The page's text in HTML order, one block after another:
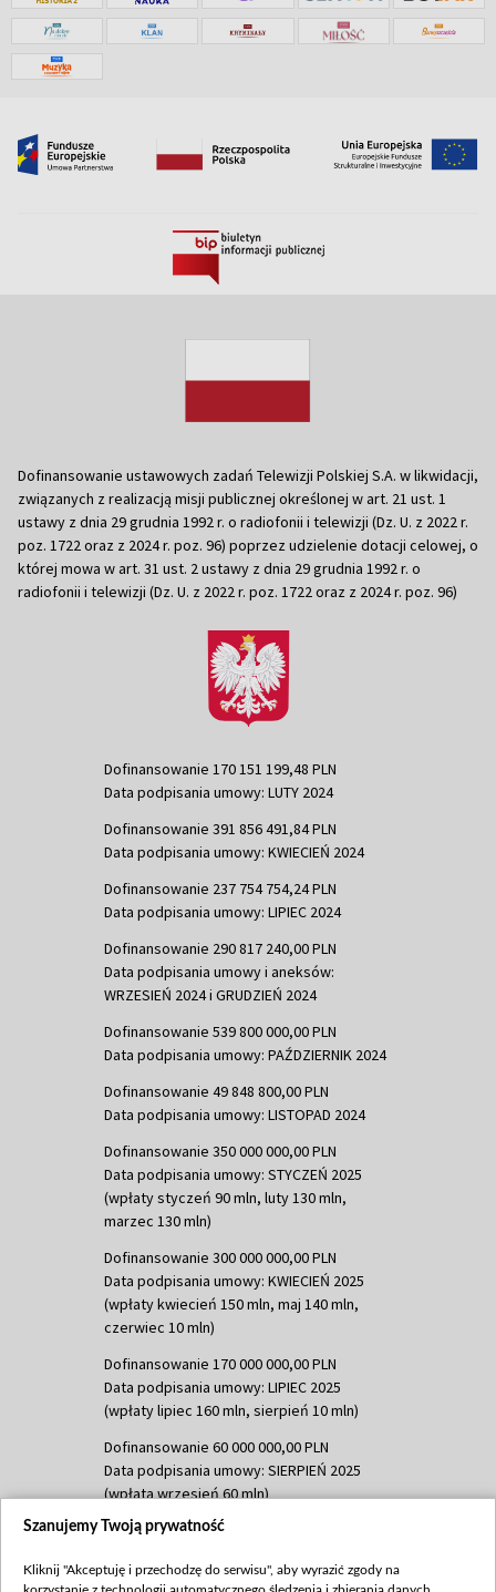
Dofinansowanie ustawowych zadań Telewizji Polskiej S.A. w likwidacji,
związanych z realizacją misji publicznej określonej w art. 21 ust. 1
ustawy z dnia 29 grudnia 1992 r. o radiofonii i telewizji (Dz. U. z 2022 r.
poz. 1722 oraz z 2024 r. poz. 96) poprzez udzielenie dotacji celowej, o
której mowa w art. 31 ust. 2 ustawy z dnia 29 grudnia 1992 r. o
radiofonii i telewizji (Dz. U. z 2022 r. poz. 1722 oraz z 2024 r. poz. 96)
Dofinansowanie 170 151 199,48 PLN
Data podpisania umowy: LUTY 2024
Dofinansowanie 391 856 491,84 PLN
Data podpisania umowy: KWIECIEŃ 2024
Dofinansowanie 237 754 754,24 PLN
Data podpisania umowy: LIPIEC 2024
Dofinansowanie 290 817 240,00 PLN
Data podpisania umowy i aneksów:
WRZESIEŃ 2024 i GRUDZIEŃ 2024
Dofinansowanie 539 800 000,00 PLN
Data podpisania umowy: PAŹDZIERNIK 2024
Dofinansowanie 49 848 800,00 PLN
Data podpisania umowy: LISTOPAD 2024
Dofinansowanie 350 000 000,00 PLN
Data podpisania umowy: STYCZEŃ 2025
(wpłaty styczeń 90 mln, luty 130 mln,
marzec 130 mln)
Dofinansowanie 300 000 000,00 PLN
Data podpisania umowy: KWIECIEŃ 2025
(wpłaty kwiecień 150 mln, maj 140 mln,
czerwiec 10 mln)
Dofinansowanie 170 000 000,00 PLN
Data podpisania umowy: LIPIEC 2025
(wpłaty lipiec 160 mln, sierpień 10 mln)
Dofinansowanie 60 000 000,00 PLN
Data podpisania umowy: SIERPIEŃ 2025
(wpłata wrzesień 60 mln)
Dofinansowanie 635 783 051,21 PLN
(wpłata wrzesień 100 mln, październik 350
Szanujemy Twoją prywatność
Kliknij "Akceptuję i przechodzę do serwisu", aby wyrazić zgody na